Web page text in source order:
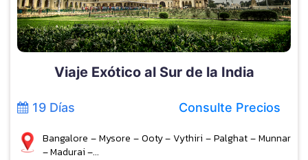
Viaje Exótico al Sur de la India
19 Días Consulte Precios
Bangalore – Mysore – Ooty – Vythiri – Palghat – Munnar
– Madurai –...